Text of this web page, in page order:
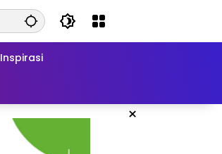
Inspirasi
×